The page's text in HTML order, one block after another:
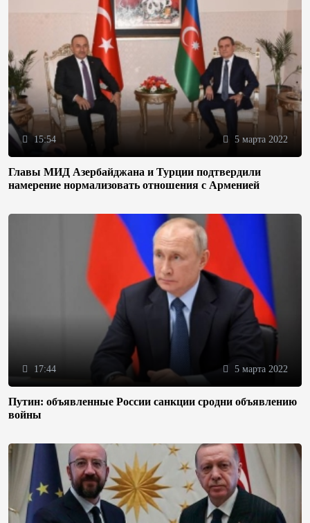
15:54 5 марта 2022
Главы МИД Азербайджана и Турции подтвердили
намерение нормализовать отношения с Арменией
17:44 5 марта 2022
Путин: объявленные России санкции сродни объявлению
войны